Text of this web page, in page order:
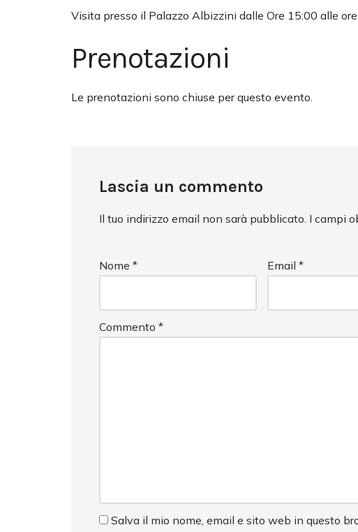
Visita presso il Palazzo Albizzini dalle Ore 15:00 alle
Prenotazioni
Le prenotazioni sono chiuse per questo evento.
Lascia un commento
Il tuo indirizzo email non sarà pubblicato. I campi
Nome * Email*
Commento *
Salva il mio nome, email e sito web in questo